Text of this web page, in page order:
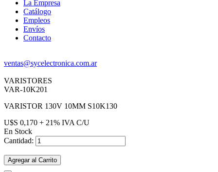
La Empresa
Catálogo
Empleos
Envíos
Contacto
ventas@sycelectronica.com.ar
VARISTORES
VAR-10K201
VARISTOR 130V 10MM S10K130
U$S 0,170 + 21% IVA C/U
En Stock
Cantidad:
Agregar al Carrito